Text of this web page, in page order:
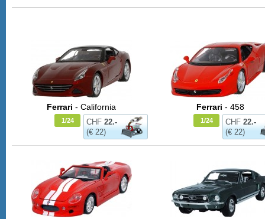
Ferrari - California
CHF 22.-
(€ 22)
1/24
Ferrari - 458
CHF 22.-
(€ 22)
1/24